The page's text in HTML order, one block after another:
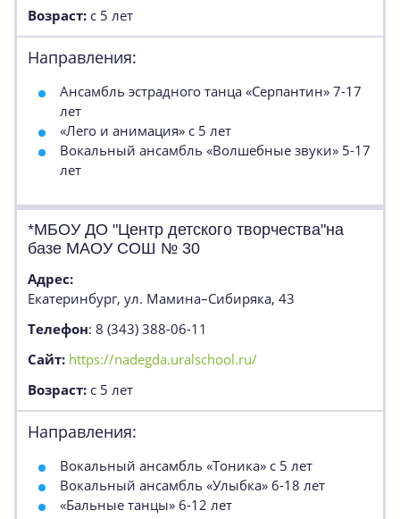
Возраст: с 5 лет
Направления:
Ансамбль эстрадного танца «Серпантин» 7-17
лет
«Лего и анимация» с 5 лет
Вокальный ансамбль «Волшебные звуки» 5-17
лет
*МБОУ ДО "Центр детского творчества"на
базе МАОУ СОШ № 30
Адрес:
Екатеринбург, ул. Мамина–Сибиряка, 43
Телефон: 8 (343) 388-06-11
Сайт: https://nadegda.uralschool.ru/
Возраст: с 5 лет
Направления:
Вокальный ансамбль «Тоника» с 5 лет
Вокальный ансамбль «Улыбка» 6-18 лет
«Бальные танцы» 6-12 лет